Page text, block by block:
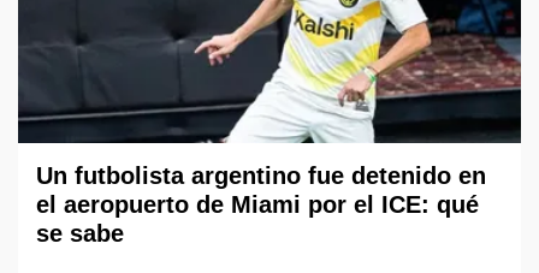
Un futbolista argentino fue detenido en
el aeropuerto de Miami por el ICE: qué
se sabe